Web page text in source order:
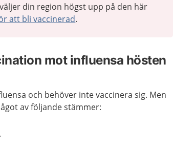
din region högst upp på den här
att bli vaccinerad.
mot influensa hösten
och behöver inte vaccinera sig. Men
av följande stämmer: